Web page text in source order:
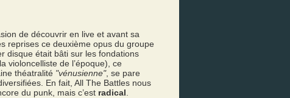
de découvrir en live et avant sa
reprises ce deuxième opus du groupe
disque était bâti sur les fondations
violoncelliste de l’époque), ce
théatralité "vénusienne", se pare
En fait, All The Battles nous
du punk, mais c’est radical